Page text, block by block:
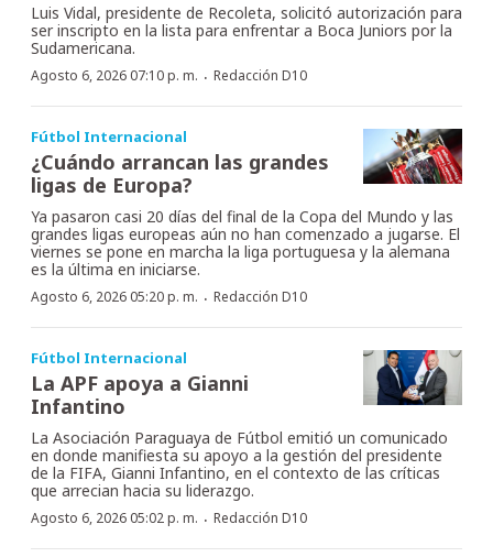
Luis Vidal, presidente de Recoleta, solicitó autorización para
ser inscripto en la lista para enfrentar a Boca Juniors por la
Sudamericana.
Agosto 6, 2026 07:10 p. m. · Redacción D10
Fútbol Internacional
¿Cuándo arrancan las grandes
ligas de Europa?
Ya pasaron casi 20 días del final de la Copa del Mundo y las
grandes ligas europeas aún no han comenzado a jugarse. El
viernes se pone en marcha la liga portuguesa y la alemana
es la última en iniciarse.
Agosto 6, 2026 05:20 p. m. · Redacción D10
Fútbol Internacional
La APF apoya a Gianni
Infantino
La Asociación Paraguaya de Fútbol emitió un comunicado
en donde manifiesta su apoyo a la gestión del presidente
de la FIFA, Gianni Infantino, en el contexto de las críticas
que arrecian hacia su liderazgo.
Agosto 6, 2026 05:02 p. m. · Redacción D10